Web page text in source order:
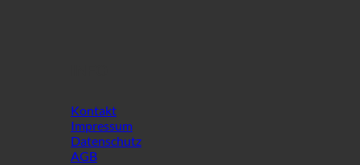
Kontakt
Impressum
Datenschutz
AGB